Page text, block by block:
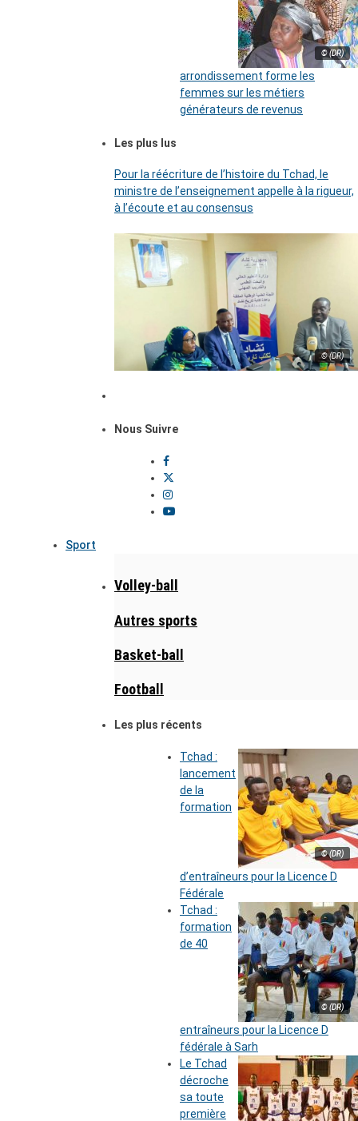
© (DR)
arrondissement forme les
femmes sur les métiers
générateurs de revenus
Les plus lus
Pour la réécriture de l’histoire du Tchad, le
ministre de l’enseignement appelle à la rigueur,
à l’écoute et au consensus
© (DR)
Nous Suivre
Sport
Volley-ball
Autres sports
Basket-ball
Football
Les plus récents
© (DR)
Tchad :
lancement
de la
formation
d’entraîneurs pour la Licence D
Fédérale
© (DR)
Tchad :
formation
de 40
entraîneurs pour la Licence D
fédérale à Sarh
Le Tchad
décroche
sa toute
première